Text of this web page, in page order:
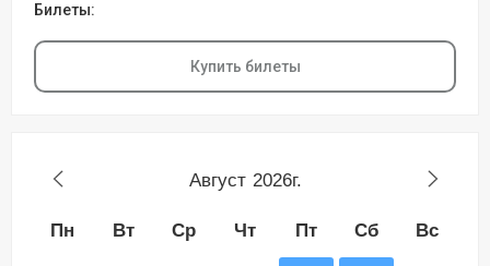
Билеты:
Купить билеты
Август 2026г.
Пн Вт Ср Чт Пт Сб Вс